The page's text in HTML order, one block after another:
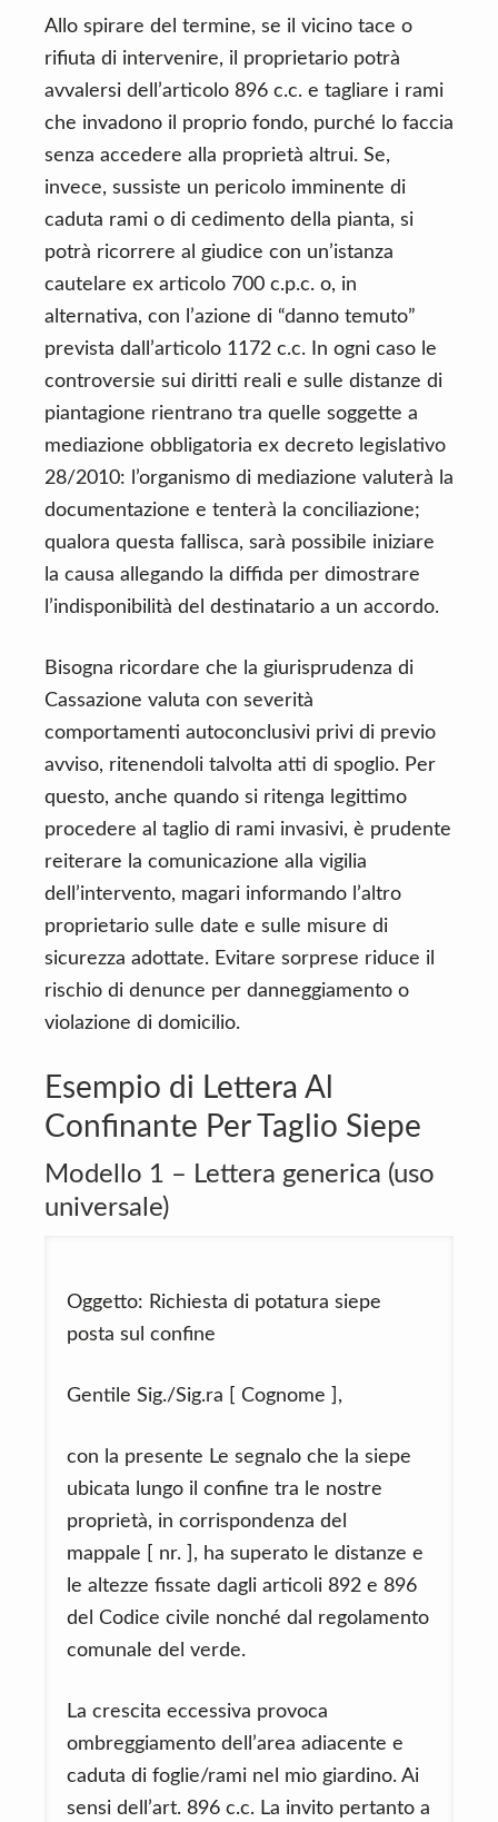
Allo spirare del termine, se il vicino tace o
rifiuta di intervenire, il proprietario potrà
avvalersi dell’articolo 896 c.c. e tagliare i rami
che invadono il proprio fondo, purché lo faccia
senza accedere alla proprietà altrui. Se,
invece, sussiste un pericolo imminente di
caduta rami o di cedimento della pianta, si
potrà ricorrere al giudice con un’istanza
cautelare ex articolo 700 c.p.c. o, in
alternativa, con l’azione di “danno temuto”
prevista dall’articolo 1172 c.c. In ogni caso le
controversie sui diritti reali e sulle distanze di
piantagione rientrano tra quelle soggette a
mediazione obbligatoria ex decreto legislativo
28/2010: l’organismo di mediazione valuterà la
documentazione e tenterà la conciliazione;
qualora questa fallisca, sarà possibile iniziare
la causa allegando la diffida per dimostrare
l’indisponibilità del destinatario a un accordo.
Bisogna ricordare che la giurisprudenza di
Cassazione valuta con severità
comportamenti autoconclusivi privi di previo
avviso, ritenendoli talvolta atti di spoglio. Per
questo, anche quando si ritenga legittimo
procedere al taglio di rami invasivi, è prudente
reiterare la comunicazione alla vigilia
dell’intervento, magari informando l’altro
proprietario sulle date e sulle misure di
sicurezza adottate. Evitare sorprese riduce il
rischio di denunce per danneggiamento o
violazione di domicilio.
Esempio di Lettera Al
Confinante Per Taglio Siepe
Modello 1 – Lettera generica (uso
universale)
Oggetto: Richiesta di potatura siepe
posta sul confine
Gentile Sig./Sig.ra [ Cognome ],
con la presente Le segnalo che la siepe
ubicata lungo il confine tra le nostre
proprietà, in corrispondenza del
mappale [ nr. ], ha superato le distanze e
le altezze fissate dagli articoli 892 e 896
del Codice civile nonché dal regolamento
comunale del verde.
La crescita eccessiva provoca
ombreggiamento dell’area adiacente e
caduta di foglie/rami nel mio giardino. Ai
sensi dell’art. 896 c.c. La invito pertanto a